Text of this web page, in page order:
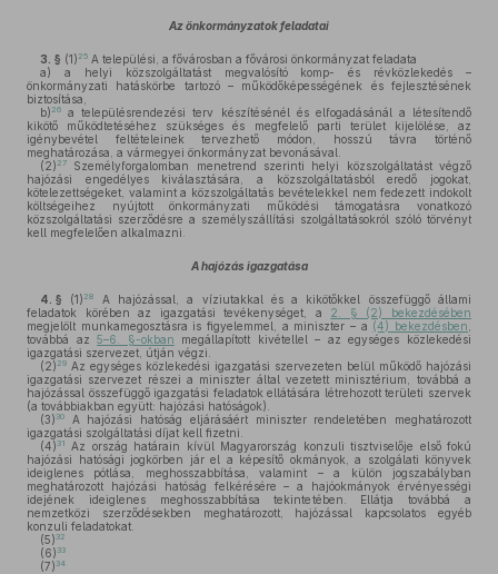
Az önkormányzatok feladatai
3. § (1) 25 A települési, a fővárosban a fővárosi önkormányzat feladata
a) a helyi közszolgáltatást megvalósító komp- és révközlekedés –
önkormányzati hatáskörbe tartozó – működőképességének és fejlesztésének
biztosítása,
b) 26
a településrendezési terv készítésénél és elfogadásánál a létesítendő
kikötő működtetéséhez szükséges és megfelelő parti terület kijelölése, az
igénybevétel feltételeinek tervezhető módon, hosszú távra történő
meghatározása, a vármegyei önkormányzat bevonásával.
(2) 27
Személyforgalomban menetrend szerinti helyi közszolgáltatást végző
hajózási engedélyes kiválasztására, a közszolgáltatásból eredő jogokat,
kötelezettségeket, valamint a közszolgáltatás bevételekkel nem fedezett indokolt
költségeihez nyújtott önkormányzati működési támogatásra vonatkozó
közszolgáltatási szerződésre a személyszállítási szolgáltatásokról szóló törvényt
kell megfelelően alkalmazni.
A hajózás igazgatása
4. § (1) 28
A hajózással, a víziutakkal és a kikötőkkel összefüggő állami
feladatok körében az igazgatási tevékenységet, a 2. § (2) bekezdésében
megjelölt munkamegosztásra is figyelemmel, a miniszter – a (4) bekezdésben
továbbá az5–6. §-okban megállapított kivétellel – az egységes közlekedési
igazgatási szervezet, útján végzi.
(2) 29 Az egységes közlekedési igazgatási szervezeten belül működő hajózási
igazgatási szervezet részei a miniszter által vezetett minisztérium, továbbá a
hajózással összefüggő igazgatási feladatok ellátására létrehozott területi szervek
(a továbbiakban együtt: hajózási hatóságok).
(3) 30
A hajózási hatóság eljárásáért miniszter rendeletében meghatározott
igazgatási szolgáltatási díjat kell fizetni.
(4) 31
Az ország határain kívül Magyarország konzuli tisztviselője első fokú
hajózási hatósági jogkörben jár el a képesítő okmányok, a szolgálati könyvek
ideiglenes pótlása, meghosszabbítása, valamint – a külön jogszabályban
meghatározott hajózási hatóság felkérésére – a hajóokmányok érvényességi
idejének ideiglenes meghosszabbítása tekintetében. Ellátja továbbá a
nemzetközi szerződésekben meghatározott, hajózással kapcsolatos egyéb
konzuli feladatokat.
(5) 32
(6) 33
(7) 34